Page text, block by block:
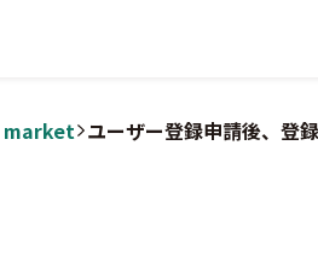
ユーザー登録申請後、登